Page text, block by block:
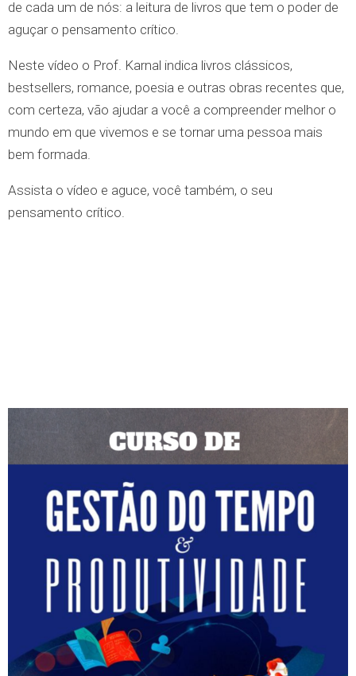
de cada um de nós: a leitura de livros que tem o poder de
aguçar o pensamento crítico.
Neste vídeo o Prof. Karnal indica livros clássicos,
bestsellers, romance, poesia e outras obras recentes que,
com certeza, vão ajudar a você a compreender melhor o
mundo em que vivemos e se tornar uma pessoa mais
bem formada.
Assista o vídeo e aguce, você também, o seu
pensamento crítico.